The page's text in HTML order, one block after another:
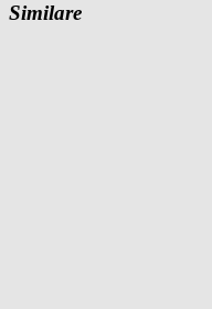
Similare